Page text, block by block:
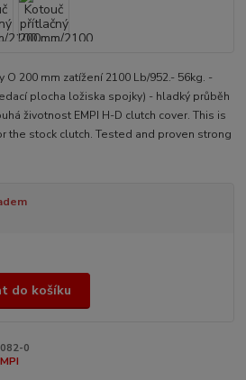
O 200 mm zatížení 2100 Lb/952.- 56kg. -
plocha ložiska spojky) - hladký průběh
životnost EMPI H-D clutch cover. This is
the stock clutch. Tested and proven strong
do košíku
0